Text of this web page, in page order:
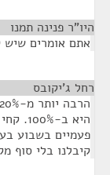
היו"ר פנינה תמנו
אתם אומרים שיש
רחל ג'יקובס
היא
פעמיים בשבוע
קיבלנו בלי סוף